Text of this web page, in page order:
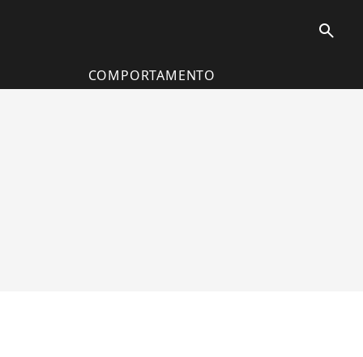
search
COMPORTAMENTO